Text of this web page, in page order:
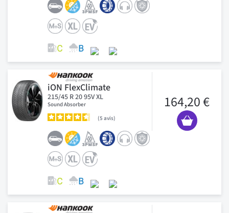
iON FlexClimate
215/45 R 20 95V XL
Sound Absorber
5 avis
164,20 €